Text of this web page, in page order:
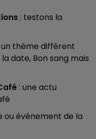
: testons la
un thème différent
date, Bon sang mais
: une actu
ou événement de la